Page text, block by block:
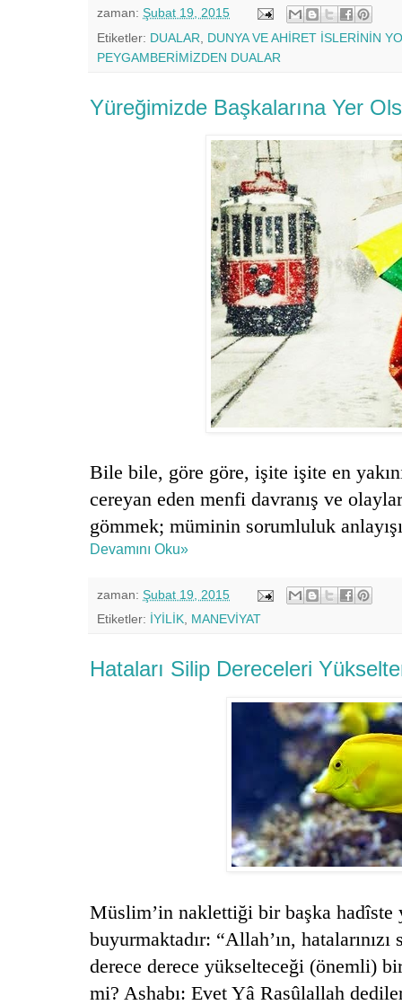
zaman: Şubat 19, 2015
Etiketler: DUALAR
DUNYA VE AHİRET İSLERİNİN
PEYGAMBERİMİZDEN DUALAR
Yüreğimizde Başkalarına Yer
Bile bile, göre göre, işite işite en
cereyan eden menfi davranış ve
gömmek; müminin sorumluluk
Devamını Oku»
zaman: Şubat 19, 2015
Etiketler: İYİLİK, MANEVİYAT
Hataları Silip Dereceleri
Müslim’in naklettiği bir başka
buyurmaktadır: “Allah’ın,
derece derece yükselteceği (önemli)
mi? Ashabı: Evet Yâ Rasûlallah